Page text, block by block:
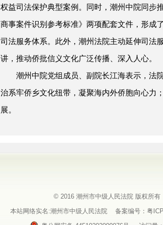
权益司法保护典型案例。同时，潮州中院同步
商事案件识别参考标准》两项配套文件，形成
司法服务体系。此外，潮州法院主动延伸司法
讲，推动侨批信义文化广泛传播、深入人心。
潮州中院党组成员、副院长江海表示，法
治系牢侨乡文化纽带，凝聚海内外侨胞向心力
展。
© 2016 潮州市中级人民法院 版权所有
本站网络实名:潮州市中级人民法院 备案编号：粤